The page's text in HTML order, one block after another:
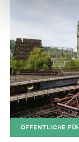
ÖFFENTLICHE
Der
Copyright: